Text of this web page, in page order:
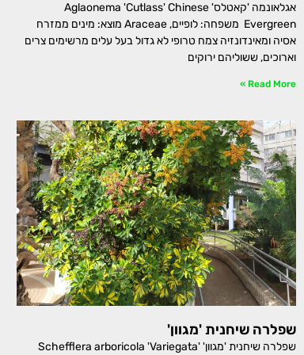
אגלאונמה 'קאטלס' Aglaonema 'Cutlass' Chinese
Evergreen משפחה: לופיים, Araceae מוצא: מינים ממזרח
אסיה ומאינדונזיה צמח טרופי לא גדול בעל עלים מרשימים צרים
וארוכים, ששוליהם ירוקים
Read More »
שפלרה שיחנית 'מגוון'
שפלרה שיחנית 'מגוון' Schefflera arboricola 'Variegata'